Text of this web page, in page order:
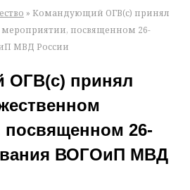
» Командующий ОГВ(с) принял
мероприятии, посвященном 26-
МВД России
ОГВ(с) принял
посвященном 26-
ВОГОиП МВД